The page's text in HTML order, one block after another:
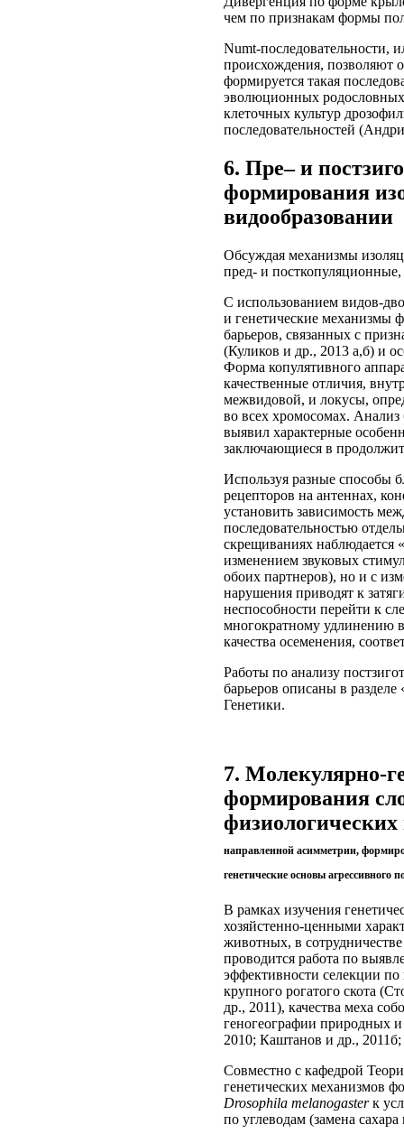
чем по признакам формы
Numt-последовательности,
происхождения, позволяют
формируется такая
эволюционных
клеточных культур
последовательностей
6. Пре– и
формирования
видообразовании
Обсуждая механизмы
пред- и посткопуляционные,
С использованием видов-
и генетические механизмы
барьеров, связанных с
(Куликов и др., 2013 а,б) и
Форма копулятивного
качественные отличия,
межвидовой, и локусы,
во всех хромосомах.
выявил характерные
заключающиеся в
Используя разные способы
рецепторов на антеннах,
установить зависимость
последовательностью
скрещиваниях наблюдается
изменением звуковых
обоих партнеров), но и с
нарушения приводят к
неспособности перейти к
многократному удлинению
качества осеменения,
Работы по анализу
барьеров описаны в
Генетики.
7. Молекулярно-
формирования
направленной асимметрии,
генетические основы агрессивного
В рамках изучения
хозяйстенно-ценными
животных, в
проводится работа по
эффективности селекции
крупного рогатого скота
др., 2011), качества меха
геногеографии природных
2010; Каштанов и др.,
Совместно с кафедрой
генетических механизмов
Drosophila melanogasterк
по углеводам (замена